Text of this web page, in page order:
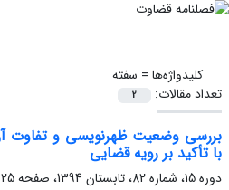
کلیدواژه‌ها = سفته
تعداد مقالات:
2
بررسی وضعیت ظهرنویسی و تفاوت
با تأکید بر رویه قضایی
دوره 15، شماره 82، تابستان 1394، صفحه
25-51